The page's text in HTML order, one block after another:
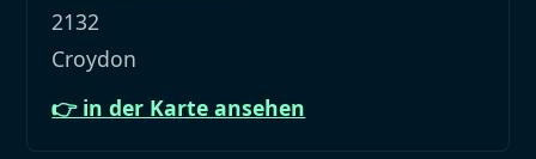
2132
Croydon
👉 in der Karte ansehen